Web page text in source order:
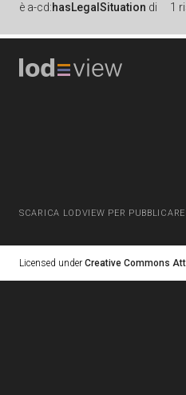
è a-cd:hasLegalSituation di 1
SCARICA LODVIEW PER
Licensed under Creative Commons